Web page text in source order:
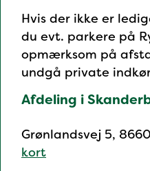
Hvis der ikke er
du evt. parkere på
opmærksom på
undgå private
Afdeling i
Grønlandsvej 5,
kort